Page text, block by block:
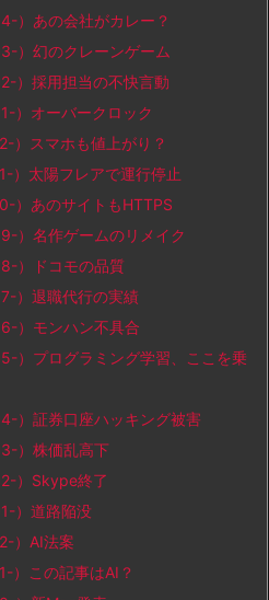
）あの会社がカレー？
）幻のクレーンゲーム
）採用担当の不快言動
）オーバークロック
スマホも値上がり？
太陽フレアで運行停止
）あのサイトもHTTPS
）名作ゲームのリメイク
）ドコモの品質
）退職代行の実績
）モンハン不具合
）プログラミング学習、ここを乗
）証券口座ハッキング被害
）株価乱高下
）Skype終了
）道路陥没
）AI法案
この記事はAI？